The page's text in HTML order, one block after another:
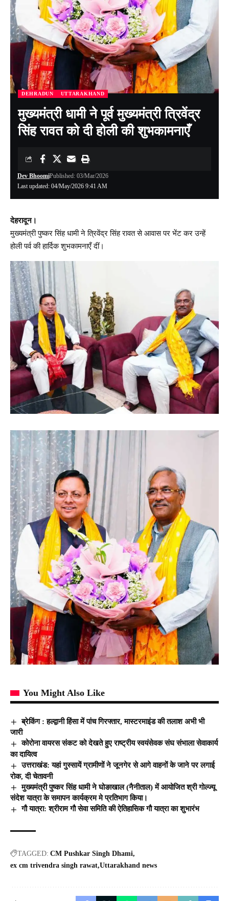
DEHRADUN UTTARAKHAND
मुख्यमंत्री धामी ने पूर्व मुख्यमंत्री त्रिवेंद्र
सिंह रावत को दी होली की शुभकामनाएँ
Last updated: 04/May/2026 9:41 AM
Dev BhoomiPublished: 03/Mar/2026
देहरादून।
मुख्यमंत्री पुष्कर सिंह धामी ने त्रिवेंद्र सिंह रावत से आवास पर भेंट कर उन्हें
होली पर्व की हार्दिक शुभकामनाएँ दीं।
You Might Also Like
ब्रेकिंग : हल्द्वानी हिंसा में पांच गिरफ्तार, मास्टरमाइंड की तलाश अभी भी
जारी
कोरोना वायरस संकट को देखते हुए राष्ट्रीय स्वयंसेवक संघ संभाला सेवाकार्य
का दायित्व
उत्तराखंड: यहां गुस्सायें ग्रामीणों ने जूनगेर से आगे वाहनों के जाने पर लगाई
रोक, दी चेतावनी
मुख्यमंत्री पुष्कर सिंह धामी ने घोङाखाल (नैनीताल) में आयोजित श्री गोल्ज्यू
संदेश यात्रा के समापन कार्यक्रम मे प्रतिभाग किया।
गौ यात्रा: श्रीराम गौ सेवा समिति की ऐतिहासिक गौ यात्रा का शुभारंभ
TAGGED: CM Pushkar Singh Dhami
ex cm trivendra singh rawat Uttarakhand news